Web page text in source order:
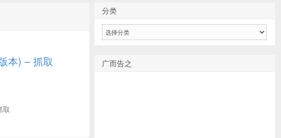
本) – 抓取
取
分类
广而告之